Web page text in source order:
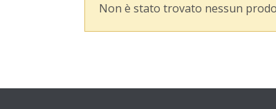
Non è stato trovato nessun